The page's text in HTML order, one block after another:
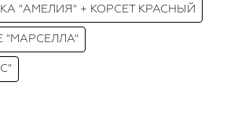
"АМЕЛИЯ" + КОРСЕТ КРАСНЫЙ
"МАРСЕЛЛА"